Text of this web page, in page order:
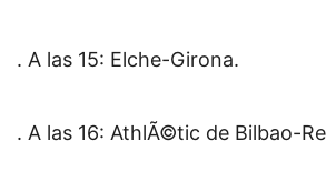
. A las 15: Elche-Girona.
. A las 16: AthlÃ©tic de Bilbao-